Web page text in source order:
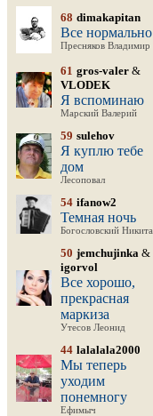
68 dimakapitan
Все нормально
Пресняков Владимир
61 gros-valer &
VLODEK
Я вспоминаю
Марский Валерий
59 sulehov
Я куплю тебе
дом
Лесоповал
54 ifanow2
Темная ночь
Богословский Никита
50 jemchujinka &
igorvol
Все хорошо,
прекрасная
маркиза
Утесов Леонид
44 lalalala2000
Мы теперь
уходим
понемногу
Ефимыч